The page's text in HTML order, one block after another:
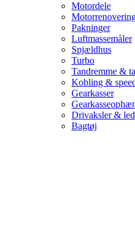
Motordele
Pakninger
Luftmassemåler
Spjældhus
Turbo
Tandremme &
Kobling &
Gearkasser
Drivaksler &
Bagtøj